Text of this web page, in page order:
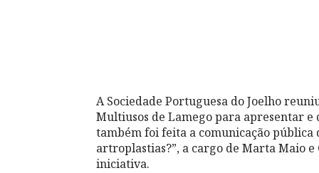
A Sociedade Portuguesa do Joelho
Multiusos de Lamego para apresentar
também foi feita a comunicação pública
artroplastias?”, a cargo de Marta Maio
iniciativa.